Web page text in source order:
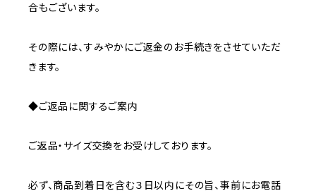
合もございます。
その際には、すみやかにご返金のお手続きをさせていただ
きます。
◆ご返品に関するご案内
ご返品・サイズ交換をお受けしております。
必ず、商品到着日を含む３日以内にその旨、事前にお電話